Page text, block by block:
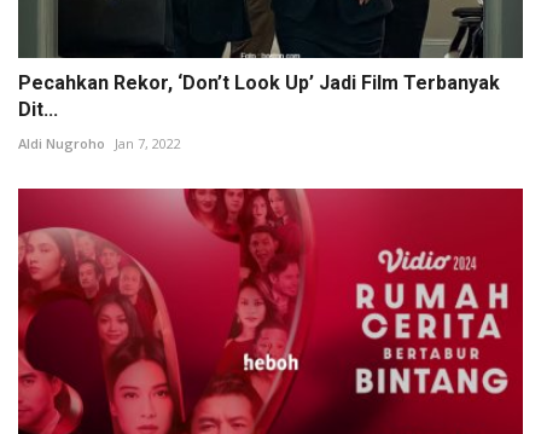
Pecahkan Rekor, ‘Don’t Look Up’ Jadi Film Terbanyak
Dit...
Aldi Nugroho Jan 7, 2022